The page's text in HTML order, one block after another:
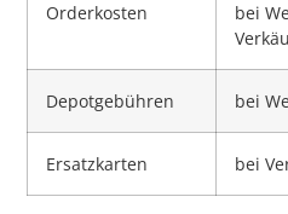
Orderkosten
bei
Depotgebühren bei
Ersatzkarten bei